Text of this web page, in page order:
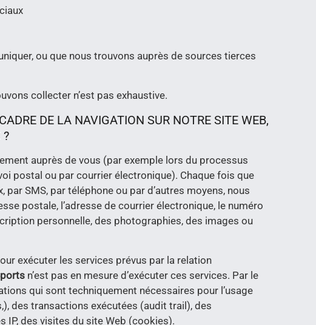
ou que nous trouvons auprès de sources tierces
collecter n’est pas exhaustive.
DE LA NAVIGATION SUR NOTRE SITE WEB,
?
auprès de vous (par exemple lors du processus
postal ou par courrier électronique). Chaque fois que
SMS, par téléphone ou par d’autres moyens, nous
postale, l’adresse de courrier électronique, le numéro
personnelle, des photographies, des images ou
exécuter les services prévus par la relation
n’est pas en mesure d’exécuter ces services. Par le
qui sont techniquement nécessaires pour l’usage
des transactions exécutées (audit trail), des
IP, des visites du site Web (cookies).